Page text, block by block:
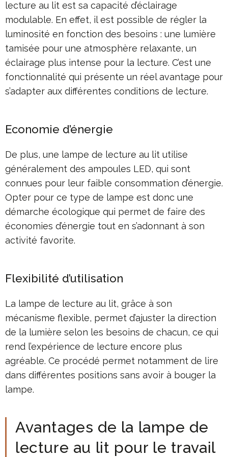
lecture au lit est sa capacité d’éclairage
modulable. En effet, il est possible de régler la
luminosité en fonction des besoins : une lumière
tamisée pour une atmosphère relaxante, un
éclairage plus intense pour la lecture. C’est une
fonctionnalité qui présente un réel avantage pour
s’adapter aux différentes conditions de lecture.
Economie d’énergie
De plus, une lampe de lecture au lit utilise
généralement des ampoules LED, qui sont
connues pour leur faible consommation d’énergie.
Opter pour ce type de lampe est donc une
démarche écologique qui permet de faire des
économies d’énergie tout en s’adonnant à son
activité favorite.
Flexibilité d’utilisation
La lampe de lecture au lit, grâce à son
mécanisme flexible, permet d’ajuster la direction
de la lumière selon les besoins de chacun, ce qui
rend l’expérience de lecture encore plus
agréable. Ce procédé permet notamment de lire
dans différentes positions sans avoir à bouger la
lampe.
Avantages de la lampe de
lecture au lit pour le travail